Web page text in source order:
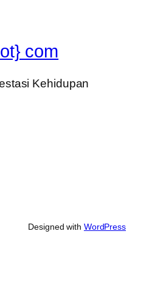
com
Kehidupan
Designed with WordPress